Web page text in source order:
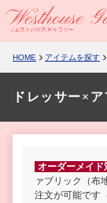
HOME アイテムを探す
ドレッサー×
オーダーメイド
ァブリック（布
注文が可能です